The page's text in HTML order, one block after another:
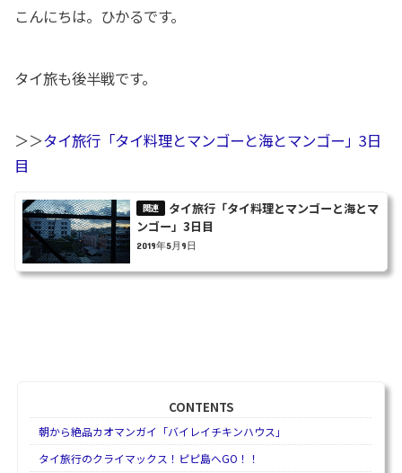
こんにちは。ひかるです。
タイ旅も後半戦です。
＞＞タイ旅行「タイ料理とマンゴーと海とマンゴー」3日
目
タイ旅行「タイ料理とマンゴーと海とマ
ンゴー」3日目
2019年5月9日
CONTENTS
朝から絶品カオマンガイ「バイレイチキンハウス」
タイ旅行のクライマックス！ピピ島へGO！！